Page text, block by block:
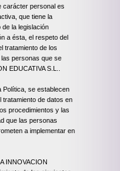
carácter personal es
que tiene la
de la legislación
a ésta, el respeto del
tratamiento de los
personas que se
EDUCATIVA S.L..
Política, se establecen
tratamiento de datos en
procedimientos y las
que las personas
a implementar en
INNOVACION